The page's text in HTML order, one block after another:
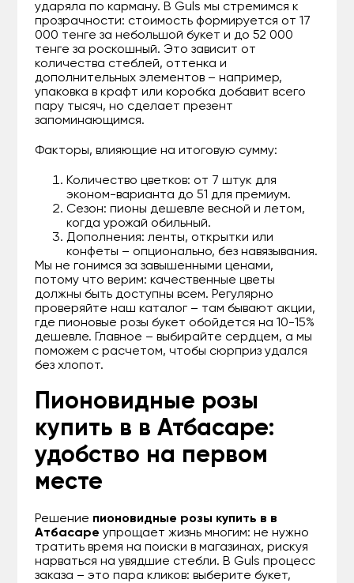
ударяла по карману. В Guls мы стремимся к
прозрачности: стоимость формируется от 17
000 тенге за небольшой букет и до 52 000
тенге за роскошный. Это зависит от
количества стеблей, оттенка и
дополнительных элементов – например,
упаковка в крафт или коробка добавит всего
пару тысяч, но сделает презент
запоминающимся.
Факторы, влияющие на итоговую сумму:
Количество цветков: от 7 штук для
эконом-варианта до 51 для премиум.
Сезон: пионы дешевле весной и летом,
когда урожай обильный.
Дополнения: ленты, открытки или
конфеты – опционально, без навязывания.
Мы не гонимся за завышенными ценами,
потому что верим: качественные цветы
должны быть доступны всем. Регулярно
проверяйте наш каталог – там бывают акции,
где пионовые розы букет обойдется на 10-15%
дешевле. Главное – выбирайте сердцем, а мы
поможем с расчетом, чтобы сюрприз удался
без хлопот.
Пионовидные розы
купить в в Атбасаре:
удобство на первом
месте
Решение пионовидные розы купить в в
Атбасареупрощает жизнь многим: не нужно
тратить время на поиски в магазинах, рискуя
нарваться на увядшие стебли. В Guls процесс
заказа – это пара кликов: выберите букет,